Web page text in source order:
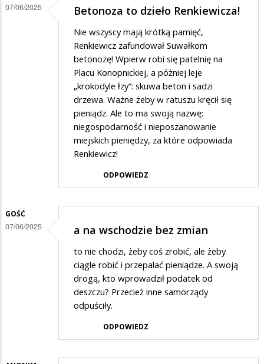
07/06/2025 Betonoza to dzieło Renkiewicza!
Nie wszyscy mają krótką pamięć,
Renkiewicz zafundował Suwałkom
betonozę! Wpierw robi się patelnię na
Placu Konopnickiej, a póżniej leje
„krokodyle łzy“: skuwa beton i sadzi
drzewa. Ważne żeby w ratuszu kręcił się
pieniądz. Ale to ma swoją nazwę:
niegospodarność i nieposzanowanie
miejskich pieniędzy, za które odpowiada
Renkiewicz!
ODPOWIEDZ
GOŚĆ
07/06/2025 a na wschodzie bez zmian
to nie chodzi, żeby coś zrobić, ale żeby
ciągle robić i przepalać pieniądze. A swoją
drogą, kto wprowadził podatek od
deszczu? Przecież inne samorządy
odpuściły.
ODPOWIEDZ